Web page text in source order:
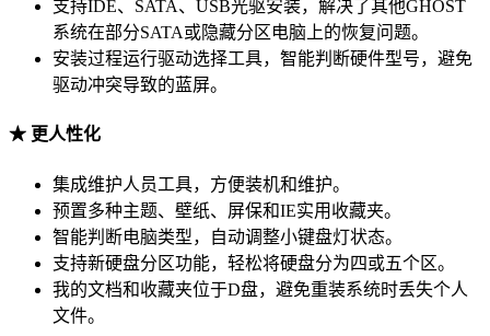
支持IDE、SATA、USB光驱安装，解决了其他GHOST
系统在部分SATA或隐藏分区电脑上的恢复问题。
安装过程运行驱动选择工具，智能判断硬件型号，避免
驱动冲突导致的蓝屏。
★ 更人性化
集成维护人员工具，方便装机和维护。
预置多种主题、壁纸、屏保和IE实用收藏夹。
智能判断电脑类型，自动调整小键盘灯状态。
支持新硬盘分区功能，轻松将硬盘分为四或五个区。
我的文档和收藏夹位于D盘，避免重装系统时丢失个人
文件。